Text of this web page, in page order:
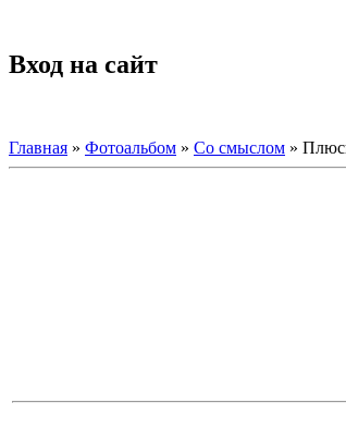
Вход на сайт
Главная » Фотоальбом » Со смыслом »